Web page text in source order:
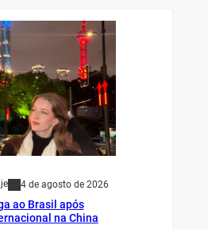
4 de agosto de 2026
ao Brasil após
na China